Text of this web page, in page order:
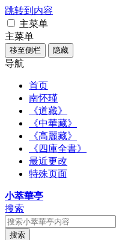
跳转到内容
主菜单
主菜单
移至侧栏 隐藏
导航
首页
南怀瑾
《道藏》
《中華藏》
《高麗藏》
《四庫全書》
最近更改
特殊页面
小萃華亭
搜索
搜索